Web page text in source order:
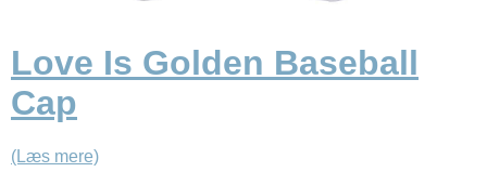
Love Is Golden Baseball
Cap
(Læs mere)